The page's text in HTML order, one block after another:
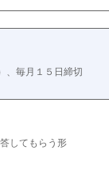
、毎月１５日締切
してもらう形